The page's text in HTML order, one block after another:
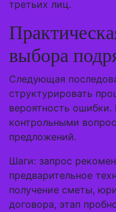
третьих лиц.
выбора
Следующая
структурировать
вероятность
контрольными
предложений.
Шаги: запрос
предварительное
получение сметы,
договора, этап